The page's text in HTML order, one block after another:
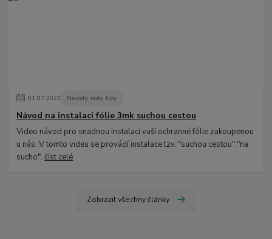
01.07.2023 Návody, rady, tipy
Návod na instalaci fólie 3mk suchou cestou
Video návod pro snadnou instalaci vaší ochranné fólie zakoupenou
u nás. V tomto videu se provádí instalace tzv. "suchou cestou","na
sucho".číst celé
Zobrazit všechny články